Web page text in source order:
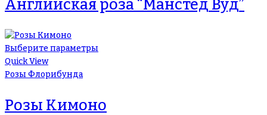
Английская роза “Манстед Вуд”
Выберите параметры
Quick View
Розы Флорибунда
Розы Кимоно